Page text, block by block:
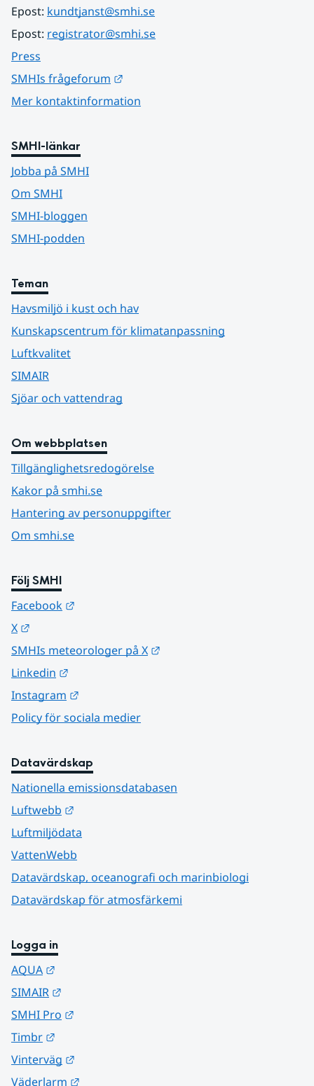
Epost: kundtjanst@smhi.se
Epost: registrator@smhi.se
Press
SMHIs frågeforum
Mer kontaktinformation
SMHI-länkar
Jobba på SMHI
Om SMHI
SMHI-bloggen
SMHI-podden
Teman
Havsmiljö i kust och hav
Kunskapscentrum för klimatanpassning
Luftkvalitet
SIMAIR
Sjöar och vattendrag
Om webbplatsen
Tillgänglighetsredogörelse
Kakor på smhi.se
Hantering av personuppgifter
Om smhi.se
Följ SMHI
Facebook
X
SMHIs meteorologer på X
Linkedin
Instagram
Policy för sociala medier
Datavärdskap
Nationella emissionsdatabasen
Luftwebb
Luftmiljödata
VattenWebb
Datavärdskap, oceanografi och marinbiologi
Datavärdskap för atmosfärkemi
Logga in
AQUA
SIMAIR
SMHI Pro
Timbr
Vinterväg
Väderlarm